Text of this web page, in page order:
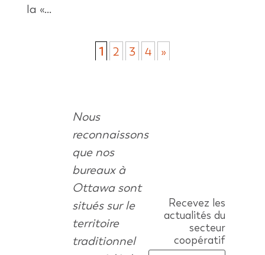
la «...
1 2 3 4 »
Nous
reconnaissons
que nos
bureaux à
Ottawa sont
situés sur le
territoire
traditionnel
Recevez les
actualités du
secteur
coopératif